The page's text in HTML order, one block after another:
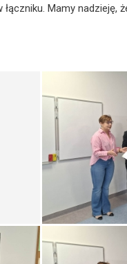
Mamy nadzieję,